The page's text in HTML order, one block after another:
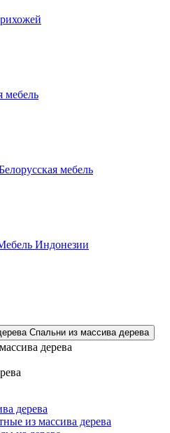
мебель
мебель
Индонезии
Спальни из массива дерева
дерева
из массива дерева